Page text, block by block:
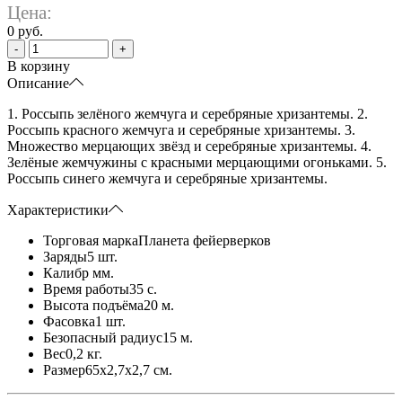
Цена:
0 руб.
- +
В корзину
Описание
1. Россыпь зелёного жемчуга и серебряные хризантемы. 2.
Россыпь красного жемчуга и серебряные хризантемы. 3.
Множество мерцающих звёзд и серебряные хризантемы. 4.
Зелёные жемчужины с красными мерцающими огоньками. 5.
Россыпь синего жемчуга и серебряные хризантемы.
Характеристики
Торговая маркаПланета фейерверков
Заряды5 шт.
Калибр мм.
Время работы35 с.
Высота подъёма20 м.
Фасовка1 шт.
Безопасный радиус15 м.
Вес0,2 кг.
Размер65x2,7x2,7 см.